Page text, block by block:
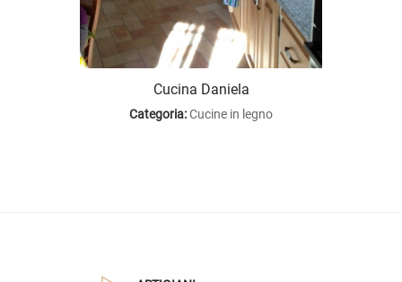
Cucina Daniela
Categoria:Cucine in legno